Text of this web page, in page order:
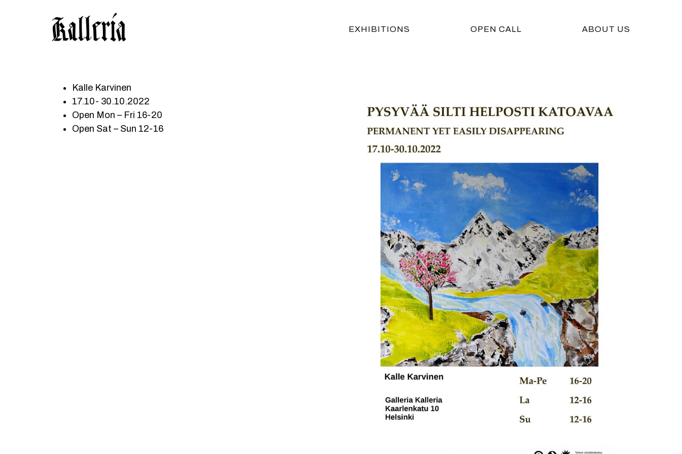
pääsisältöön
alatunnisteeseen
EXHIBITIONS OPEN CALL ABOUT US
Kalle Karvinen
17.10- 30.10.2022
Open Mon – Fri 16-20
Open Sat – Sun 12-16